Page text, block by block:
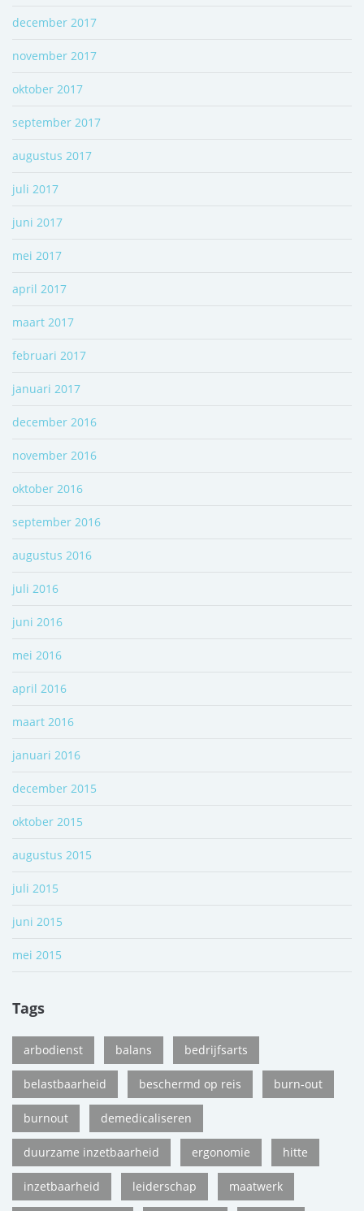
december 2017
november 2017
oktober 2017
september 2017
augustus 2017
juli 2017
juni 2017
mei 2017
april 2017
maart 2017
februari 2017
januari 2017
december 2016
november 2016
oktober 2016
september 2016
augustus 2016
juli 2016
juni 2016
mei 2016
april 2016
maart 2016
januari 2016
december 2015
oktober 2015
augustus 2015
juli 2015
juni 2015
mei 2015
Tags
arbodienst balans bedrijfsarts
belastbaarheid beschermd op reis burn-out
burnout demedicaliseren
duurzame inzetbaarheid ergonomie hitte
inzetbaarheid leiderschap maatwerk